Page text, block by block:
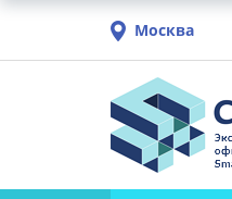
Москва